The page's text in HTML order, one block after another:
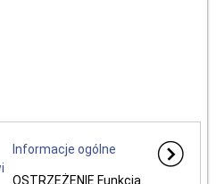
Informacje ogólne
OSTRZEŻENIE Funkcja